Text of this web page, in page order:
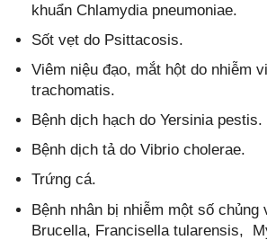
khuẩn Chlamydia pneumoniae.
Sốt vẹt do Psittacosis.
Viêm niệu đạo, mắt hột do nhiễm
trachomatis.
Bệnh dịch hạch do Yersinia pestis.
Bệnh dịch tả do Vibrio cholerae.
Trứng cá.
Bệnh nhân bị nhiễm một số chủng
Brucella, Francisella tularensis,